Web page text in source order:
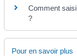
Comment
?
Pour en savoir plus